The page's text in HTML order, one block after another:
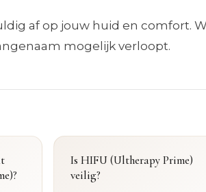
af op jouw huid en comfort.
mogelijk verloopt.
Is HIFU (Ultherapy Prime)
veilig?